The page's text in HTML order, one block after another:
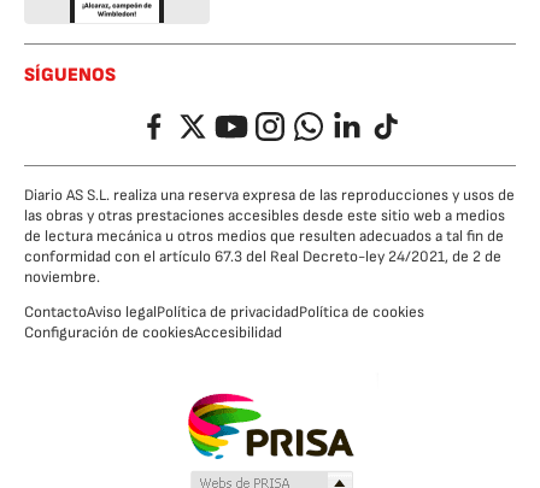
SÍGUENOS
FacebookTwitterYouTubeInstagramWhatsappLinkedIn
TikTok
Diario AS S.L. realiza una reserva expresa de las reproducciones y usos de
las obras y otras prestaciones accesibles desde este sitio web a medios
de lectura mecánica u otros medios que resulten adecuados a tal fin de
conformidad con el artículo 67.3 del Real Decreto-ley 24/2021, de 2 de
noviembre.
ContactoAviso legalPolítica de privacidadPolítica de cookies
Configuración de cookiesAccesibilidad